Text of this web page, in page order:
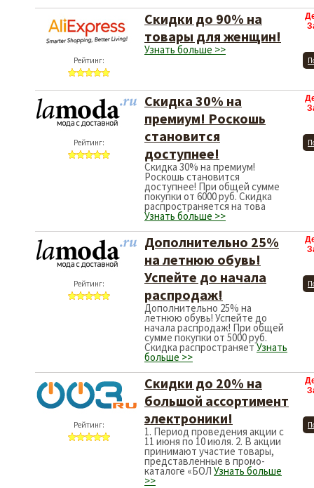
Рейтинг:
Скидки до 90% на
товары для женщин!
Узнать больше >>
Рейтинг:
Скидка 30% на
премиум! Роскошь
становится
доступнее!
Скидка 30% на премиум!
Роскошь становится
доступнее! При общей сумме
покупки от 6000 руб. Скидка
распространяется на това
Узнать больше >>
Рейтинг:
Дополнительно 25%
на летнюю обувь!
Успейте до начала
распродаж!
Дополнительно 25% на
летнюю обувь! Успейте до
начала распродаж! При общей
сумме покупки от 5000 руб.
Скидка распространяетУзнать
больше >>
Рейтинг:
Скидки до 20% на
большой ассортимент
электроники!
1. Период проведения акции с
11 июня по 10 июля. 2. В акции
принимают участие товары,
представленные в промо-
каталоге «БОЛ Узнать больше
>>